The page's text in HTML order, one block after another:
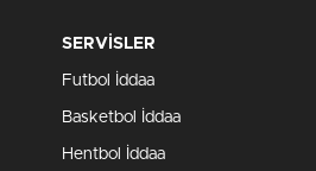
SERVİSLER
Futbol İddaa
Basketbol İddaa
Hentbol İddaa